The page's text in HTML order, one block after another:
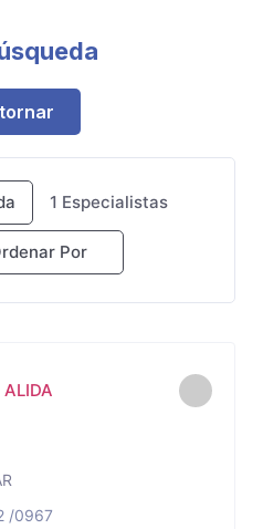
1 Especialistas
Por
ALIDA
/0967